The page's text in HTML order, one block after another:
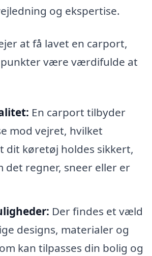
og ekspertise.
at få lavet en carport,
være værdifulde at
En carport tilbyder
mod vejret, hvilket
dit køretøj holdes sikkert,
det regner, sneer eller er
Der findes et væld
designs, materialer og
kan tilpasses din bolig og